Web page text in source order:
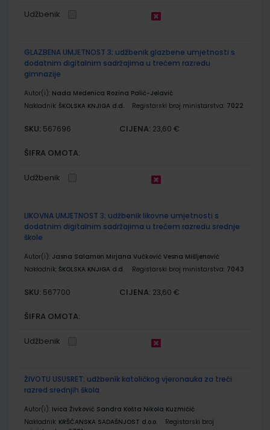
Udžbenik
GLAZBENA UMJETNOST 3; udžbenik glazbene umjetnosti s
dodatnim digitalnim sadržajima u trećem razredu
gimnazije
Autor(i): Nada Medenica Rozina Palić-Jelavić
Nakladnik: ŠKOLSKA KNJIGA d.d. Registarski broj ministarstva: 7022
SKU: 567696 CIJENA: 23,60 €
ŠIFRA OMOTA:
Udžbenik
LIKOVNA UMJETNOST 3; udžbenik likovne umjetnosti s
dodatnim digitalnim sadržajima u trećem razredu srednje
škole
Autor(i): Jasna Salamon Mirjana Vučković Vesna Mišljenović
Nakladnik: ŠKOLSKA KNJIGA d.d. Registarski broj ministarstva: 7043
SKU: 567700 CIJENA: 23,60 €
ŠIFRA OMOTA:
Udžbenik
ŽIVOTU USUSRET; udžbenik katoličkog vjeronauka za treći
razred srednjih škola
Autor(i): Ivica Živković Sandra Košta Nikola Kuzmičić
Nakladnik: KRŠĆANSKA SADAŠNJOST d.o.o.
Registarski broj